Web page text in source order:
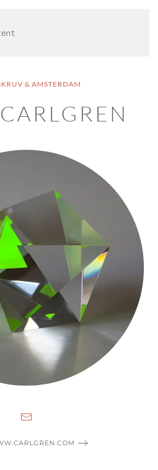
& AMSTERDAM